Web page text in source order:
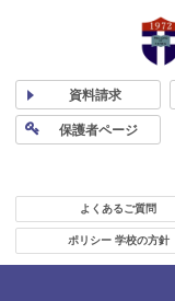
資料請求
保護者ページ
よくあるご質問
ポリシー 学校の方針